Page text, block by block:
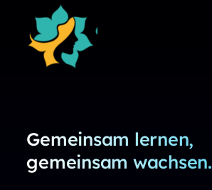
Gemeinsam lernen,
gemeinsam wachsen.